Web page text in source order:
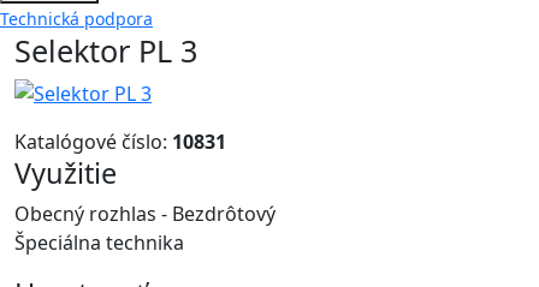
Technická podpora
Selektor PL 3
Katalógové číslo: 10831
Využitie
Obecný rozhlas - Bezdrôtový
Špeciálna technika